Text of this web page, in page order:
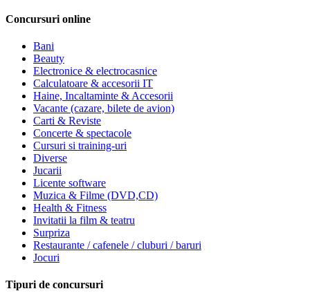
Concursuri online
Bani
Beauty
Electronice & electrocasnice
Calculatoare & accesorii IT
Haine, Incaltaminte & Accesorii
Vacante (cazare, bilete de avion)
Carti & Reviste
Concerte & spectacole
Cursuri si training-uri
Diverse
Jucarii
Licente software
Muzica & Filme (DVD,CD)
Health & Fitness
Invitatii la film & teatru
Surpriza
Restaurante / cafenele / cluburi / baruri
Jocuri
Tipuri de concursuri